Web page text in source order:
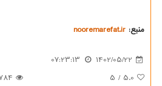
منبع: nooremarefat.ir
1402/05/22
07:23:13
5.0
/
5